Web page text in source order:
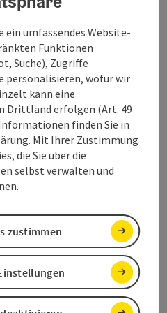
Beitrag drucken
umfassendes Website-
Funktionen
Suche), Zugriffe
personalisieren, wofür wir
kann eine
Drittland erfolgen (Art. 49
finden Sie in
Mit Ihrer Zustimmung
die Sie über die
selbst verwalten und
zustimmen